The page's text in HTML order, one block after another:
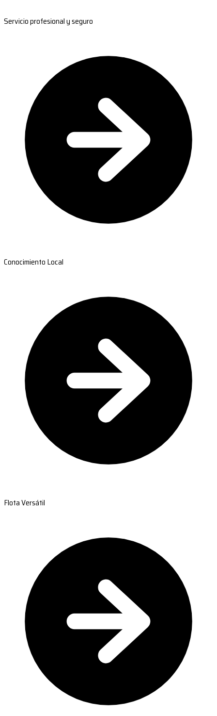
Servicio profesional y seguro
Conocimiento Local
Flota Versátil